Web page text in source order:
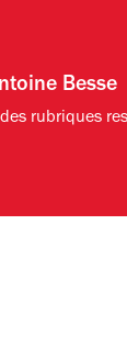
Besse
rubriques